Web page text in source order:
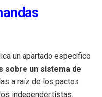
un apartado específico
sobre un sistema de
a raíz de los pactos
independentistas.